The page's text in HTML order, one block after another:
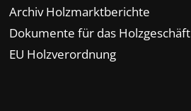
Archiv Holzmarktberichte
Dokumente für das Holzgeschäft
EU Holzverordnung